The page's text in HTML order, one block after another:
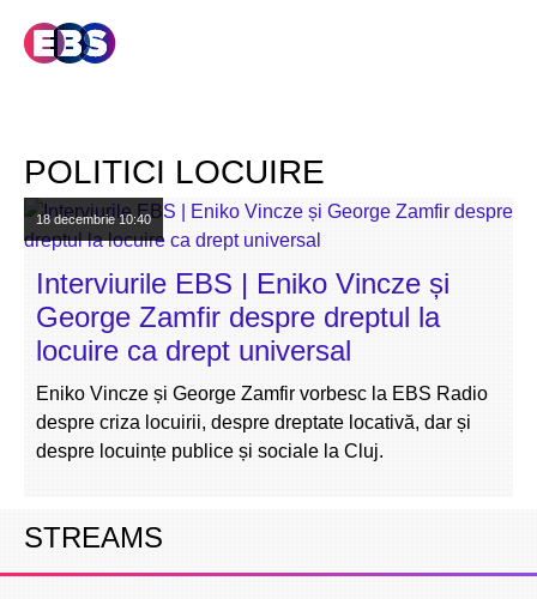
POLITICI LOCUIRE
18 decembrie10:40
Interviurile EBS | Eniko Vincze și
George Zamfir despre dreptul la
locuire ca drept universal
Eniko Vincze și George Zamfir vorbesc la EBS Radio
despre criza locuirii, despre dreptate locativă, dar și
despre locuințe publice și sociale la Cluj.
STREAMS